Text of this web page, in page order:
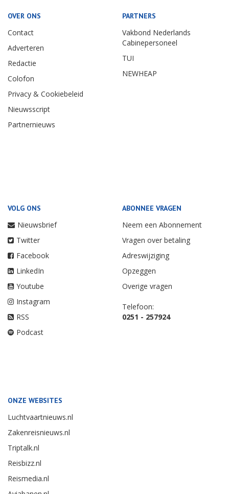
OVER ONS
Contact
Adverteren
Redactie
Colofon
Privacy & Cookiebeleid
Nieuwsscript
Partnernieuws
PARTNERS
Vakbond Nederlands
Cabinepersoneel
TUI
NEWHEAP
VOLG ONS
Nieuwsbrief
Twitter
Facebook
LinkedIn
Youtube
Instagram
RSS
Podcast
ABONNEE VRAGEN
Neem een Abonnement
Vragen over betaling
Adreswijziging
Opzeggen
Overige vragen
Telefoon:
0251 - 257924
ONZE WEBSITES
Luchtvaartnieuws.nl
Zakenreisnieuws.nl
Triptalk.nl
Reisbizz.nl
Reismedia.nl